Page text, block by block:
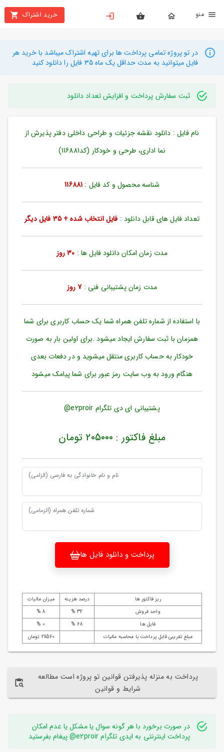
خرید اشتراک
بستن
محصولات
تهیه
راهنما
دانلود
ورود
به
بازیابی
رمز
مندی
ها
در تو پروژه تمامی پرداخت ها برای تهیه اشتراک میباشد با خرید هر
فایل میتوانید به مدت حداقل یک ماه 35 فایل را دانلود کنید
ثبت سفارش پرداخت و افزایش تعداد دانلود
نام فایل : دانلود نقشه جزئیات و طراحی داخلی دفتر پذیرش از
نما اداری، طرحی و خودکار (کد116881)
شناسه محصول و کد فایل : 116881
تعداد فایل های قابل دانلود : فایل انتخاب شده + 35 فایل دیگر
مدت زمان امکان دانلود فایل ها : 30 روز
مدت زمان پشتیبانی فنی :7 روز
با استفاده از شماره تلفن همراه شما یک حساب کاربری برای شما
همزمان با ثبت سفارش ایجاد میشود .برای اولین بار به صورت
خودکار به حساب کاربری منتقل میشوید و در دفعات بعدی
هنگام ورود به وب سایت رمز عبور برای شما پیامک میشود
پشتیبانی ای دی تلگرام e2proir@
مبلغ فاکتور : 205000 تومان
نام و نام خانوادگی به فارسی (الزامی)
شماره تلفن همراه (الزمامی)
پرداخت و دانلود فایل ها
ریز فاکتور ها درصد هزینه
میزان مالیات
واحد فروش
32 %
8 %
فایل ها
68 %
0 %
مبلغ تقریبی قابل پرداخت با محاسبه مالیات
211560 تومان
پرداخت به منزله پذیرفتن قوانین تو پروژه است مطالعه
شرایط و قوانین
در صورت برخورد با هر گونه سوال یا مشکل یا عدم امکان
پرداخت اینترنتی به ایدی تلگرام e2proir@ پیغام بفرستید